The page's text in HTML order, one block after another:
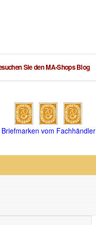
Sie den MA-Shops Blog
Briefmarken vom Fachhändler